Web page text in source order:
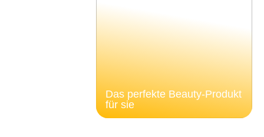
Das perfekte Beauty-Produkt
für sie